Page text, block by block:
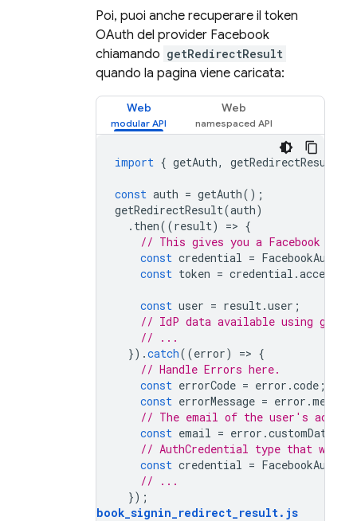
Poi, puoi anche recuperare il token
OAuth del provider Facebook
chiamando getRedirectResult
quando la pagina viene caricata:
Web Web
import { getAuth, getRedirectResult
const auth = getAuth();
getRedirectResult(auth)
. then((result) => {
// This gives you a Facebook
const credential =
const token = credential .
const user = result.user ;
// IdP data available using
// ...
}).catch((error) => {
// Handle Errors here.
const errorCode = error .code ;
const errorMessage = error .message
// The email of the user's
const email = error .customData
// AuthCredential type that was
const credential =
// ...
});
auth_facebook_signin_redirect_result. js